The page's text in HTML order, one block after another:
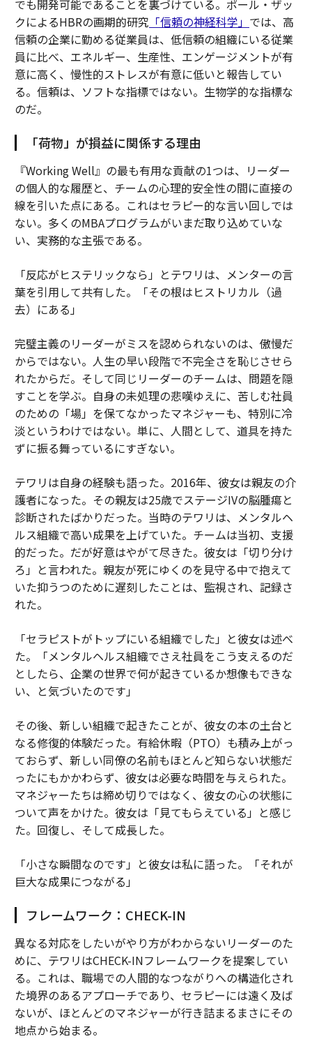
でも開発可能であることを裏づけている。ポール・ザッ
クによるHBRの画期的研究 「信頼の神経科学」 では、高
信頼の企業に勤める従業員は、低信頼の組織にいる従業
員に比べ、エネルギー、生産性、エンゲージメントが有
意に高く、慢性的ストレスが有意に低いと報告してい
る。信頼は、ソフトな指標ではない。生物学的な指標な
のだ。
「荷物」が損益に関係する理由
『Working Well』の最も有用な貢献の1つは、リーダー
の個人的な履歴と、チームの心理的安全性の間に直接の
線を引いた点にある。これはセラピー的な言い回しでは
ない。多くのMBAプログラムがいまだ取り込めていな
い、実務的な主張である。
「反応がヒステリックなら」とテワリは、メンターの言
葉を引用して共有した。「その根はヒストリカル（過
去）にある」
完璧主義のリーダーがミスを認められないのは、傲慢だ
からではない。人生の早い段階で不完全さを恥じさせら
れたからだ。そして同じリーダーのチームは、問題を隠
すことを学ぶ。自身の未処理の悲嘆ゆえに、苦しむ社員
のための「場」を保てなかったマネジャーも、特別に冷
淡というわけではない。単に、人間として、道具を持た
ずに振る舞っているにすぎない。
テワリは自身の経験も語った。2016年、彼女は親友の介
護者になった。その親友は25歳でステージIVの脳腫瘍と
診断されたばかりだった。当時のテワリは、メンタルヘ
ルス組織で高い成果を上げていた。チームは当初、支援
的だった。だが好意はやがて尽きた。彼女は「切り分け
ろ」と言われた。親友が死にゆくのを見守る中で抱えて
いた抑うつのために遅刻したことは、監視され、記録さ
れた。
「セラピストがトップにいる組織でした」と彼女は述べ
た。「メンタルヘルス組織でさえ社員をこう支えるのだ
としたら、企業の世界で何が起きているか想像もできな
い、と気づいたのです」
その後、新しい組織で起きたことが、彼女の本の土台と
なる修復的体験だった。有給休暇（PTO）も積み上がっ
ておらず、新しい同僚の名前もほとんど知らない状態だ
ったにもかかわらず、彼女は必要な時間を与えられた。
マネジャーたちは締め切りではなく、彼女の心の状態に
ついて声をかけた。彼女は「見てもらえている」と感じ
た。回復し、そして成長した。
「小さな瞬間なのです」と彼女は私に語った。「それが
巨大な成果につながる」
フレームワーク：CHECK-IN
異なる対応をしたいがやり方がわからないリーダーのた
めに、テワリはCHECK-INフレームワークを提案してい
る。これは、職場での人間的なつながりへの構造化され
た境界のあるアプローチであり、セラピーには遠く及ば
ないが、ほとんどのマネジャーが行き詰まるまさにその
地点から始まる。